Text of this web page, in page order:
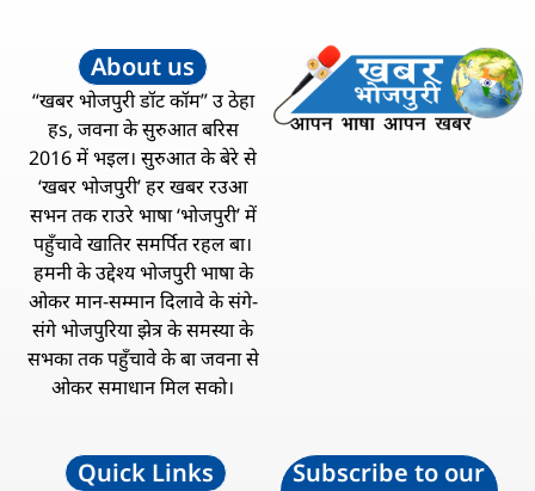
About us
“खबर भोजपुरी डॉट कॉम” उ ठेहा
हs, जवना के सुरुआत बरिस
2016 में भइल। सुरुआत के बेरे से
‘खबर भोजपुरी’ हर खबर रउआ
सभन तक राउरे भाषा ‘भोजपुरी’ में
पहुँचावे खातिर समर्पित रहल बा।
हमनी के उद्देश्य भोजपुरी भाषा के
ओकर मान-सम्मान दिलावे के संगे-
संगे भोजपुरिया झेत्र के समस्या के
सभका तक पहुँचावे के बा जवना से
ओकर समाधान मिल सको।
Quick Links
Subscribe to our